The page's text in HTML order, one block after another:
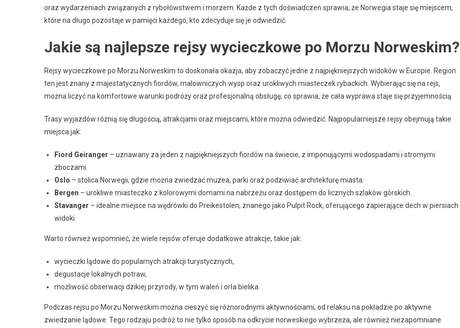
oraz wydarzeniach związanych z rybołówstwem i morzem. Każde z tych doświadczeń sprawia, że Norwegia staje się miejscem,
które na długo pozostaje w pamięci każdego, kto zdecyduje się je odwiedzić.
Jakie są najlepsze rejsy wycieczkowe po Morzu Norweskim?
Rejsy wycieczkowe po Morzu Norweskim to doskonała okazja, aby zobaczyć jedne z najpiękniejszych widoków w Europie. Region
ten jest znany z majestatycznych fiordów, malowniczych wysp oraz urokliwych miasteczek rybackich. Wybierając się na rejs,
można liczyć na komfortowe warunki podróży oraz profesjonalną obsługę, co sprawia, że cała wyprawa staje się przyjemnością.
Trasy wyjazdów różnią się długością, atrakcjami oraz miejscami, które można odwiedzić. Najpopularniejsze rejsy obejmują takie
miejsca jak:
Fiord Geiranger – uznawany za jeden z najpiękniejszych fiordów na świecie, z imponującymi wodospadami i stromymi
zboczami.
Oslo – stolica Norwegii, gdzie można zwiedzać muzea, parki oraz podziwiać architekturę miasta.
Bergen – urokliwe miasteczko z kolorowymi domami na nabrzeżu oraz dostępem do licznych szlaków górskich.
Stavanger – idealne miejsce na wędrówki do Preikestolen, znanego jako Pulpit Rock, oferującego zapierające dech w piersiach
widoki.
Warto również wspomnieć, że wiele rejsów oferuje dodatkowe atrakcje, takie jak:
wycieczki lądowe do popularnych atrakcji turystycznych,
degustacje lokalnych potraw,
możliwość obserwacji dzikiej przyrody, w tym waleń i orła bielika.
Podczas rejsu po Morzu Norweskim można cieszyć się różnorodnymi aktywnościami, od relaksu na pokładzie po aktywne
zwiedzanie lądowe. Tego rodzaju podróż to nie tylko sposób na odkrycie norweskiego wybrzeża, ale również niezapomniane